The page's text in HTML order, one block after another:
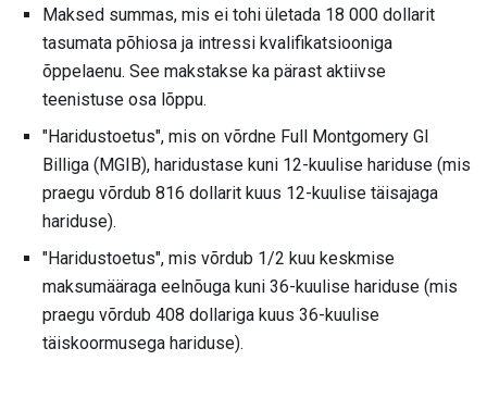
Maksed summas, mis ei tohi ületada 18 000 dollarit
tasumata põhiosa ja intressi kvalifikatsiooniga
õppelaenu. See makstakse ka pärast aktiivse
teenistuse osa lõppu.
"Haridustoetus", mis on võrdne Full Montgomery GI
Billiga (MGIB), haridustase kuni 12-kuulise hariduse (mis
praegu võrdub 816 dollarit kuus 12-kuulise täisajaga
hariduse).
"Haridustoetus", mis võrdub 1/2 kuu keskmise
maksumääraga eelnõuga kuni 36-kuulise hariduse (mis
praegu võrdub 408 dollariga kuus 36-kuulise
täiskoormusega hariduse).